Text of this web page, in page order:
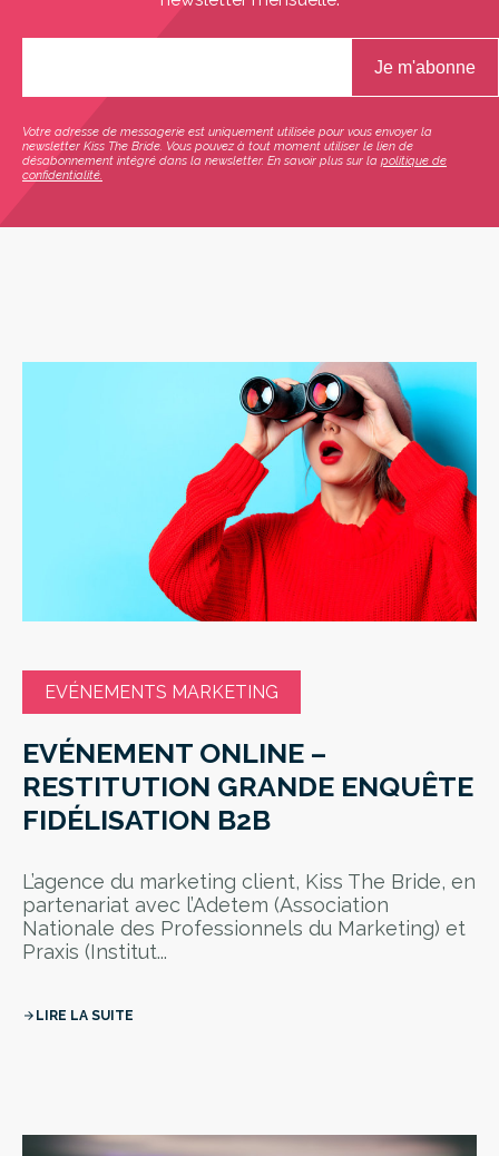
Votre adresse de messagerie est uniquement utilisée pour vous envoyer la
newsletter Kiss The Bride. Vous pouvez à tout moment utiliser le lien de
désabonnement intégré dans la newsletter. En savoir plus sur la politique de
confidentialité.
EVÉNEMENTS MARKETING
EVÉNEMENT ONLINE –
RESTITUTION GRANDE ENQUÊTE
FIDÉLISATION B2B
L’agence du marketing client, Kiss The Bride, en
partenariat avec l’Adetem (Association
Nationale des Professionnels du Marketing) et
Praxis (Institut...
arrow_forward LIRE LA SUITE